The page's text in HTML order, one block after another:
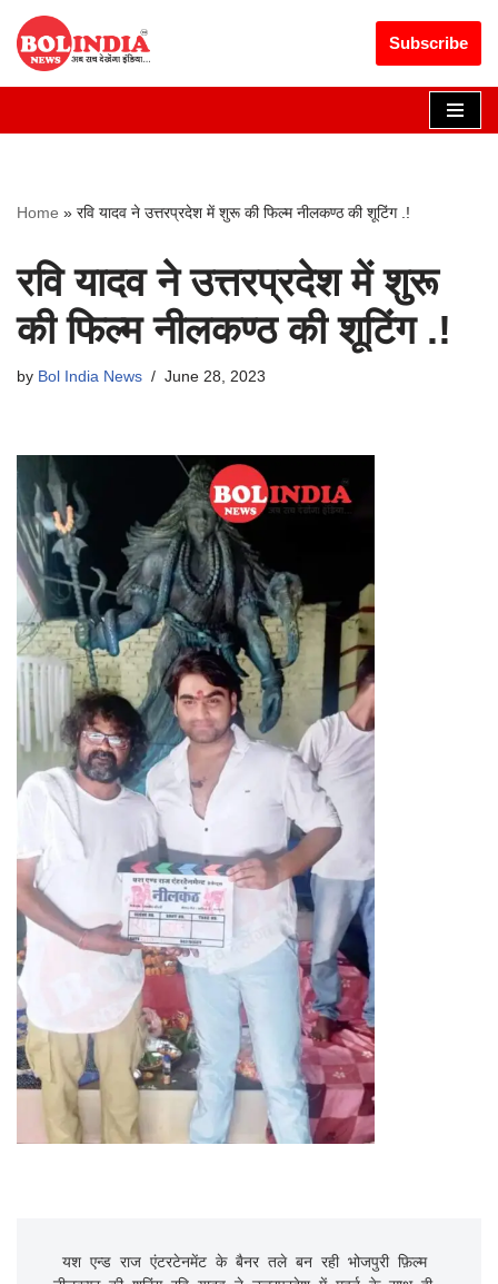
Skip
to
Subscribe
Home » रवि यादव ने उत्तरप्रदेश में शुरू की फिल्म नीलकण्ठ की शूटिंग .!
रवि यादव ने उत्तरप्रदेश में शुरू
की फिल्म नीलकण्ठ की शूटिंग .!
by Bol India News June 28, 2023
Get 30% off your first purchase Got it!